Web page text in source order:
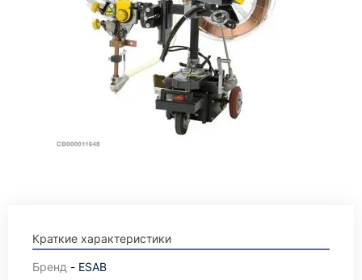
Краткие характеристики
Бренд - ESAB